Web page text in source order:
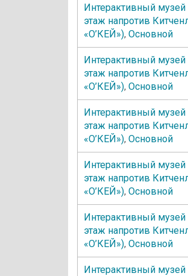
Интерактивный
этаж напротив
«О’КЕЙ»), Основной
Интерактивный
этаж напротив
«О’КЕЙ»), Основной
Интерактивный
этаж напротив
«О’КЕЙ»), Основной
Интерактивный
этаж напротив
«О’КЕЙ»), Основной
Интерактивный
этаж напротив
«О’КЕЙ»), Основной
Интерактивный